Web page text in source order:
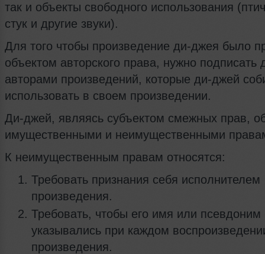
так и объекты свободного использования
стук и другие звуки).
Для того чтобы произведение ди-джея было
объектом авторского права, нужно подписать
авторами произведений, которые ди-джей
использовать в своем произведении.
Ди-джей, являясь субъектом смежных прав,
имущественными и неимущественными
К неимущественным правам относятся:
Требовать признания себя исполнителем
произведения.
Требовать, чтобы его имя или псевдоним
указывались при каждом
произведения.